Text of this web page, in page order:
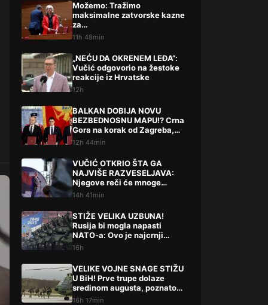
Možemo: Tražimo
maksimalne zatvorske kazne
za…
11h 48min
„NEĆU DA OKRENEM LEĐA“:
Vučić odgovorio na žestoke
reakcije iz Hrvatske
12h
BALKAN DOBIJA NOVU
BEZBEDNOSNU MAPU!? Crna
Gora na korak od Zagreba,
Tirane i Prištine – detalji koji
12h 44min
VUČIĆ OTKRIO ŠTA GA
NAJVIŠE RAZVESELJAVA:
Njegove reči će mnoge
iznenaditi!
14h 41min
STIŽE VELIKA UZBUNA!
Rusija bi mogla napasti
NATO-a: Ovo je najcrnji
scenarij
16h
VELIKE VOJNE SNAGE STIŽU
U BiH! Prve trupe dolaze
sredinom augusta, poznato
šta slijedi
16h 17min